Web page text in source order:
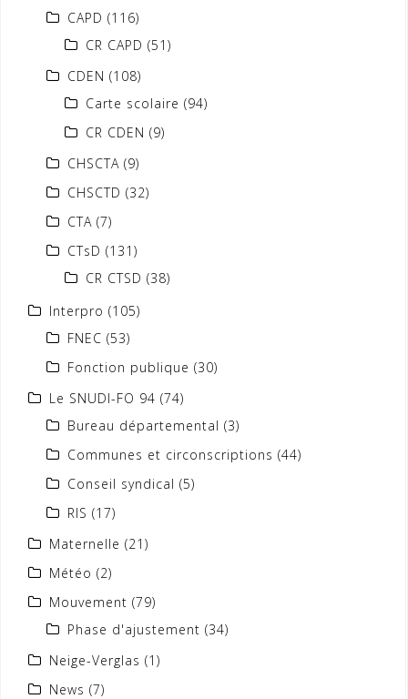
CAPD (116)
CR CAPD (51)
CDEN (108)
Carte scolaire (94)
CR CDEN (9)
CHSCTA (9)
CHSCTD (32)
CTA (7)
CTsD (131)
CR CTSD (38)
Interpro (105)
FNEC (53)
Fonction publique (30)
Le SNUDI-FO 94 (74)
Bureau départemental (3)
Communes et circonscriptions (44)
Conseil syndical (5)
RIS (17)
Maternelle (21)
Météo (2)
Mouvement (79)
Phase d'ajustement (34)
Neige-Verglas (1)
News (7)